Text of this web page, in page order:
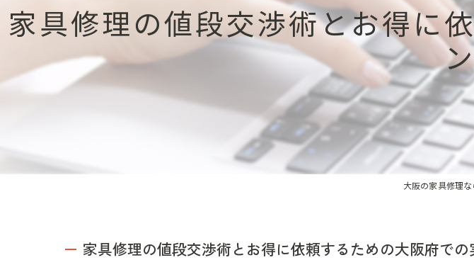
家具修理の値段交渉術とお得に
大阪の家具修理
家具修理の値段交渉術とお得に依頼するための大阪府での